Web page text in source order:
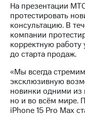
Интервью
отчетность
Контакты
Новости
в
регионе
и акционерам
На презентации
протестировать
консультацию. В
компании
корректную работу
до старта продаж.
«Мы всегда
эксклюзивную
новинки одними из
но и во всём мире.
iPhone 15 Pro Max